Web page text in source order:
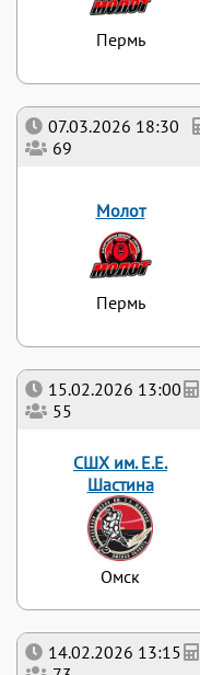
14.02.2026 13:15
15.02.2026 13:00
55
СШХ им. Е.Е.
Шастина
Омск
07.03.2026 18:30
69
Молот
Пермь
Пермь